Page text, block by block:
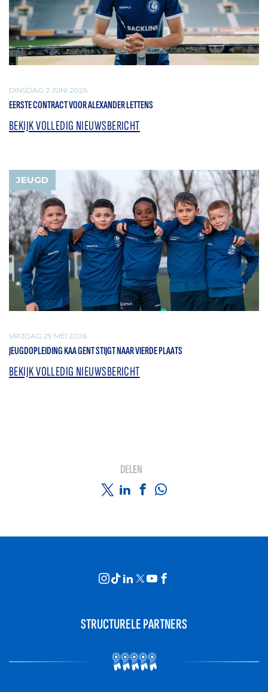
DINSDAG 2 JUNI 2026
EERSTE CONTRACT VOOR ALEXANDER LETTENS
BEKIJK VOLLEDIG NIEUWSBERICHT
JEUGD
VRIJDAG 29 MEI 2026
JEUGDOPLEIDING KAA GENT STIJGT NAAR VIERDE PLAATS
BEKIJK VOLLEDIG NIEUWSBERICHT
DELEN
STRUCTURELE PARTNERS